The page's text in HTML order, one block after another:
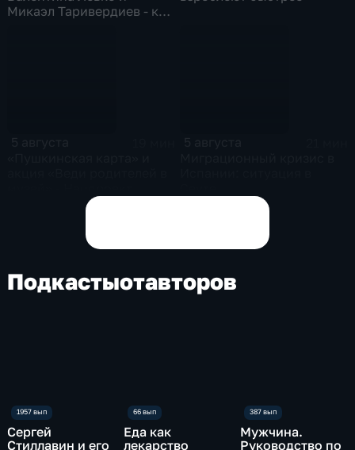
Микаэл Таривердиев - как
Подкастыотавторов
Сергей
Стиллавин и его
Еда как
лекарство
Мужчина.
Руководство по